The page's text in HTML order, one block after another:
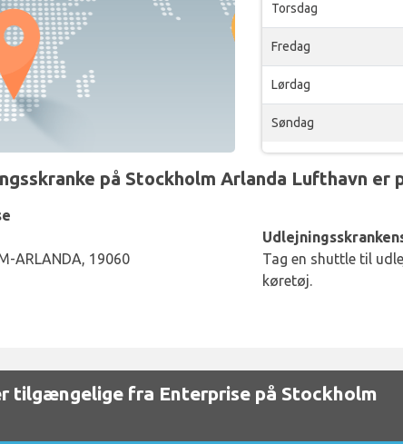
Torsdag
Fredag
Lørdag
Søndag
på Stockholm Arlanda Lufthavn er
ARLANDA, 19060
Tag en shuttle til
køretøj.
tilgængelige fra Enterprise på Stockholm